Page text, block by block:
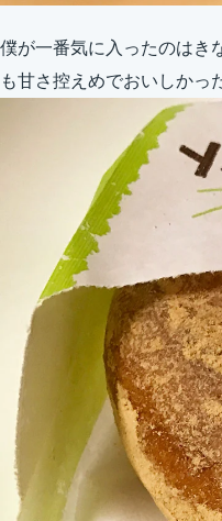
僕が一番気に入ったのはき
も甘さ控えめでおいしかっ